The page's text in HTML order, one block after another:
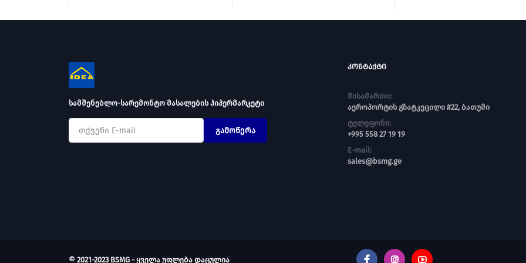
სამშენებლო-სარემონტო მასალების ჰიპერმარკეტი
გამოწერა
ᲙᲝᲜᲢᲐᲥᲢᲘ
მისამართი:
აეროპორტის გზატკეცილი #22, ბათუმი
ტელეფონი:
+995 558 27 19 19
E-mail:
sales@bsmg.ge
© 2021-2023 BSMG - ყველა უფლება დაცულია